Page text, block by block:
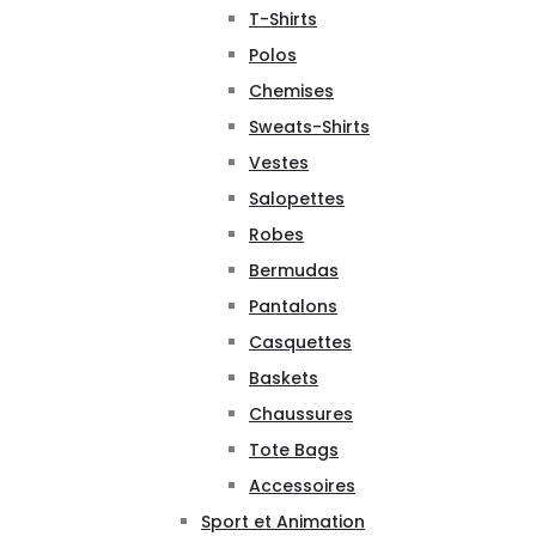
T-Shirts
Polos
Chemises
Sweats-Shirts
Vestes
Salopettes
Robes
Bermudas
Pantalons
Casquettes
Baskets
Chaussures
Tote Bags
Accessoires
Sport et Animation